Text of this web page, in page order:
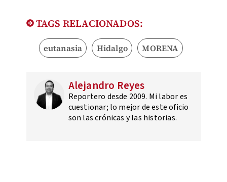
TAGS RELACIONADOS:
eutanasia Hidalgo MORENA
Alejandro Reyes
Reportero desde 2009. Mi labor es
cuestionar; lo mejor de este oficio
son las crónicas y las historias.